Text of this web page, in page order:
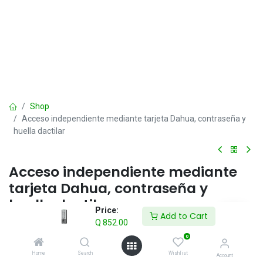
Price:
Q 852.00
Add to Cart
Home Search
0
Wishlist Account
Shop
Acceso independiente mediante tarjeta Dahua, contraseña y
huella dactilar
Acceso independiente mediante
tarjeta Dahua, contraseña y
huella dactilar